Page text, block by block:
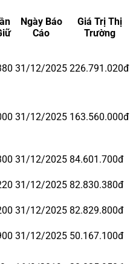
Ngày Báo
Cáo
Giá Trị Thị
Trường
31/12/2025 226.791.020đ
31/12/2025 163.560.000đ
31/12/2025 84.601.700đ
31/12/2025 82.830.380đ
31/12/2025 82.829.800đ
31/12/2025 50.167.100đ